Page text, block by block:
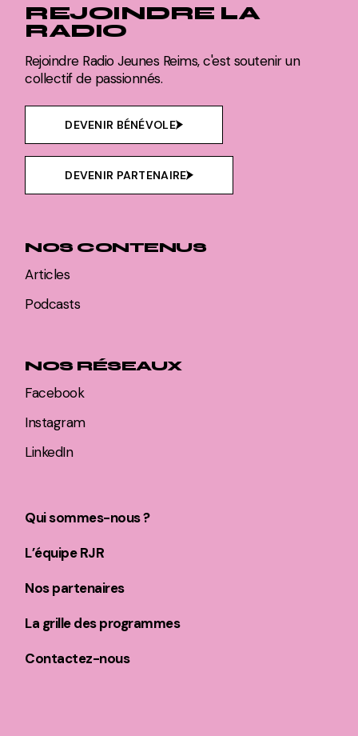
REJOINDRE LA
RADIO
Rejoindre Radio Jeunes Reims, c'est soutenir un
collectif de passionnés.
DEVENIR BÉNÉVOLE
DEVENIR PARTENAIRE
NOS CONTENUS
Articles
Podcasts
NOS RÉSEAUX
Facebook
Instagram
LinkedIn
Qui sommes-nous ?
L’équipe RJR
Nos partenaires
La grille des programmes
Contactez-nous